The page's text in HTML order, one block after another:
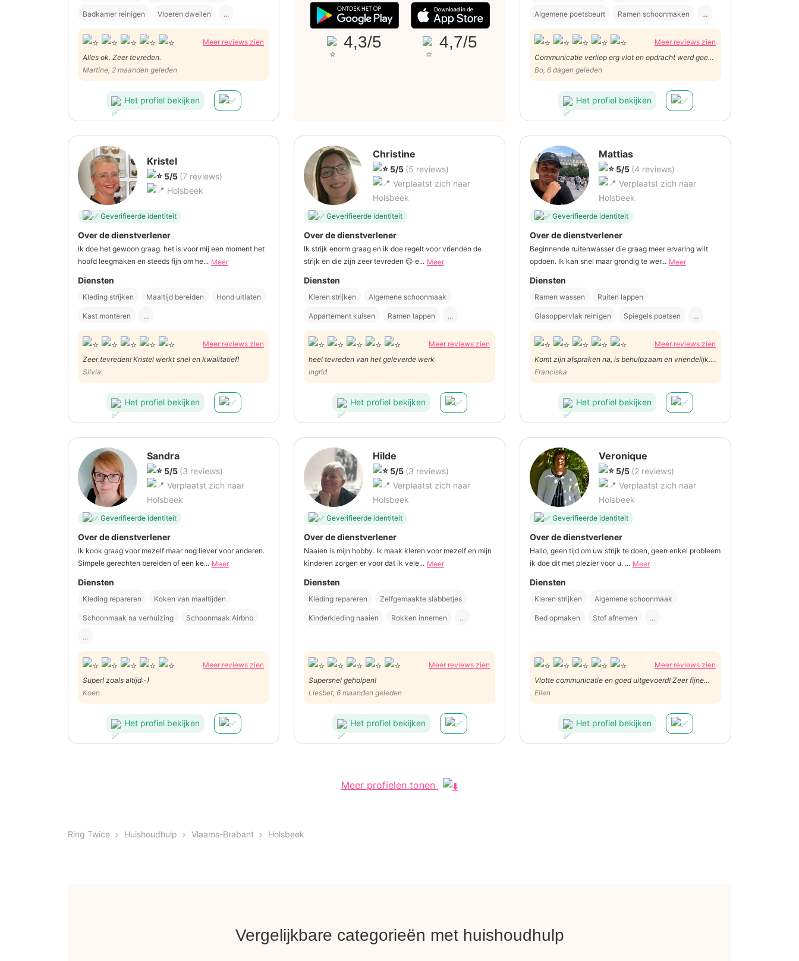
Badkamer reinigen Vloeren dweilen ...
Meer reviews zien
Alles ok. Zeer tevreden.
Martine, 2 maanden geleden
Het profiel bekijken
4,3/5 4,7/5
Algemene poetsbeurt Ramen schoonmaken ...
Meer reviews zien
Communicatie verliep erg vlot en opdracht werd goed
uitgevoerd! 😊
Bo, 6 dagen geleden
Het profiel bekijken
Kristel
5/5 (7 reviews)
Holsbeek
Geverifieerde identiteit
Over de dienstverlener
ik doe het gewoon graag. het is voor mij een moment het
hoofd leegmaken en steeds fijn om he... Meer
Diensten
Kleding strijken Maaltijd bereiden Hond uitlaten
Kast monteren ...
Meer reviews zien
Zeer tevreden! Kristel werkt snel en kwalitatief!
Silvia
Het profiel bekijken
Christine
5/5 (5 reviews)
Verplaatst zich naar
Holsbeek
Geverifieerde identiteit
Over de dienstverlener
Ik strijk enorm graag en ik doe regelt voor vrienden de
strijk en die zijn zeer tevreden 😊 e... Meer
Diensten
Kleren strijken Algemene schoonmaak
Appartement kuisen Ramen lappen ...
Meer reviews zien
heel tevreden van het geleverde werk
Ingrid
Het profiel bekijken
Mattias
5/5 (4 reviews)
Verplaatst zich naar
Holsbeek
Geverifieerde identiteit
Over de dienstverlener
Beginnende ruitenwasser die graag meer ervaring wilt
opdoen. Ik kan snel maar grondig te wer... Meer
Diensten
Ramen wassen Ruiten lappen
Glasoppervlak reinigen Spiegels poetsen ...
Meer reviews zien
Komt zijn afspraken na, is behulpzaam en vriendelijk.
Mooi werk! 👍
Franciska
Het profiel bekijken
Sandra
5/5 (3 reviews)
Verplaatst zich naar
Holsbeek
Geverifieerde identiteit
Over de dienstverlener
Ik kook graag voor mezelf maar nog liever voor anderen.
Simpele gerechten bereiden of een ke... Meer
Diensten
Kleding repareren Koken van maaltijden
Schoonmaak na verhuizing Schoonmaak Airbnb
...
Meer reviews zien
Super! zoals altijd:-)
Koen
Het profiel bekijken
Hilde
5/5 (3 reviews)
Verplaatst zich naar
Holsbeek
Geverifieerde identiteit
Over de dienstverlener
Naaien is mijn hobby. Ik maak kleren voor mezelf en mijn
kinderen zorgen er voor dat ik vele... Meer
Diensten
Kleding repareren Zelfgemaakte slabbetjes
Kinderkleding naaien Rokken innemen ...
Meer reviews zien
Supersnel geholpen!
Liesbet, 6 maanden geleden
Het profiel bekijken
Veronique
5/5 (2 reviews)
Verplaatst zich naar
Holsbeek
Geverifieerde identiteit
Over de dienstverlener
Hallo, geen tijd om uw strijk te doen, geen enkel probleem
ik doe dit met plezier voor u. ... Meer
Diensten
Kleren strijken Algemene schoonmaak
Bed opmaken Stof afnemen ...
Meer reviews zien
Vlotte communicatie en goed uitgevoerd! Zeer fijne
ervaring! Ik vind het niet eenvoudig om hulp te vragen,
maar Veronique is een fijne, vlotte vrouw, waardoor het
voor mij een aangename ervaring was voor een
eerlijke prijs!
Ellen
Het profiel bekijken
Meer profielen tonen
Ring Twice Huishoudhulp Vlaams-Brabant Holsbeek
Vergelijkbare categorieën met huishoudhulp